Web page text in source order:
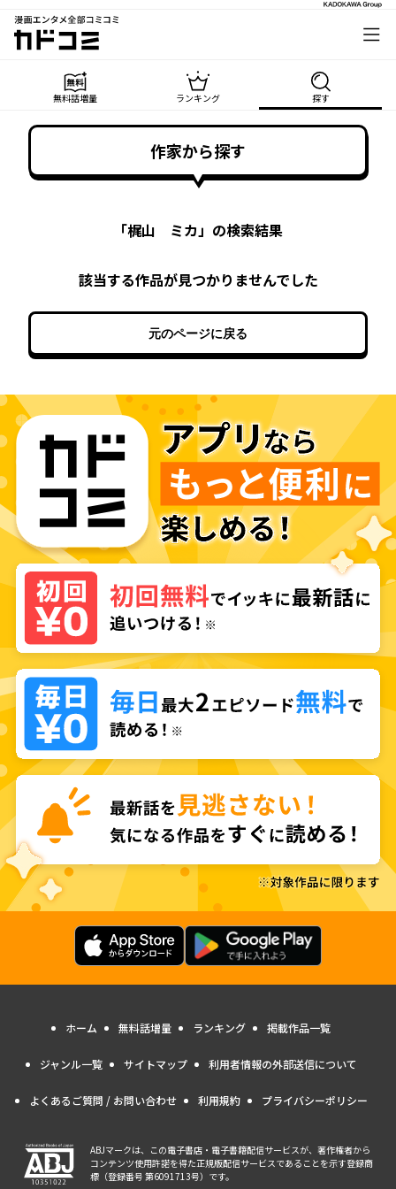
漫画エンタメ全部コミコミ
カドコミ
無料話増量 ランキング 探す
作家から探す
「梶山 ミカ」の検索結果
該当する作品が見つかりませんでした
元のページに戻る
ホーム 無料話増量 ランキング 掲載作品一覧
ジャンル一覧 サイトマップ 利用者情報の外部送信について
よくあるご質問 / お問い合わせ 利用規約 プライバシーポリシー
ABJマークは、この電子書店・電子書籍配信サービスが、著作権者から
コンテンツ使用許諾を得た正規版配信サービスであることを示す登録商
標（登録番号 第6091713号）です。